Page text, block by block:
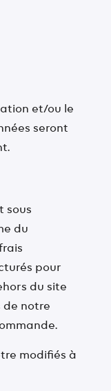
et/ou le
seront
sous
du
pour
du site
de notre
modifiés à